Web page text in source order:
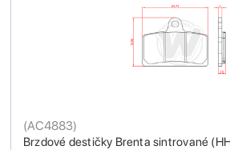
Brzdové destičky Brenta sintrované
(AC4883)